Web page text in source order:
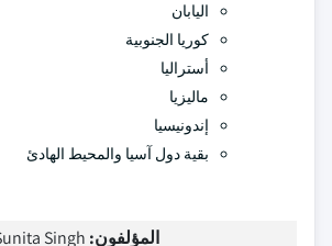
اليابان
كوريا الجنوبية
أستراليا
ماليزيا
إندونيسيا
بقية دول آسيا والمحيط الهادئ
المؤلفون: Singh